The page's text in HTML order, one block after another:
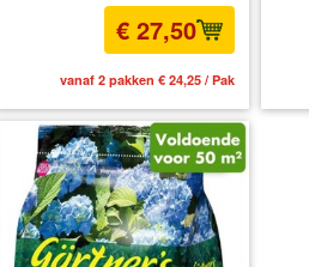
€ 27,50
vanaf 2 pakken € 24,25 / Pak